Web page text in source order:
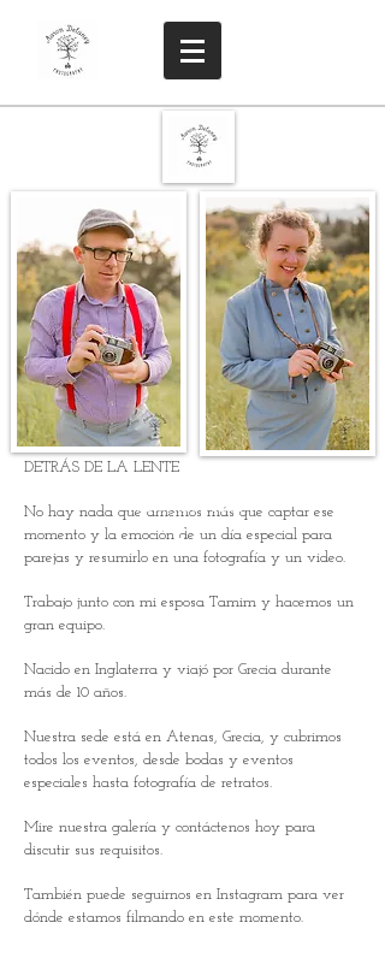
DETRÁS DE LA LENTE
No hay nada que amemos más que captar ese
momento y la emoción de un día especial para
parejas y resumirlo en una fotografía y un video.
Trabajo junto con mi esposa Tamim y hacemos un
gran equipo.
Nacido en Inglaterra y viajó por Grecia durante
más de 10 años.
Nuestra sede está en Atenas, Grecia, y cubrimos
todos los eventos, desde bodas y eventos
especiales hasta fotografía de retratos.
Mire nuestra galería y contáctenos hoy para
discutir sus requisitos.
También puede seguirnos en Instagram para ver
dónde estamos filmando en este momento.
Aarón y Tamim Delaney
FOTOGRAFÍA
Grecia